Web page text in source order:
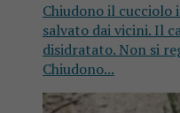
Chiudono il cucciolo
salvato dai vicini. Il
disidratato. Non si
Chiudono...